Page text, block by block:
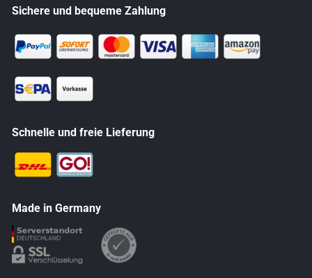
Sichere und bequeme Zahlung
Schnelle und freie Lieferung
Made in Germany